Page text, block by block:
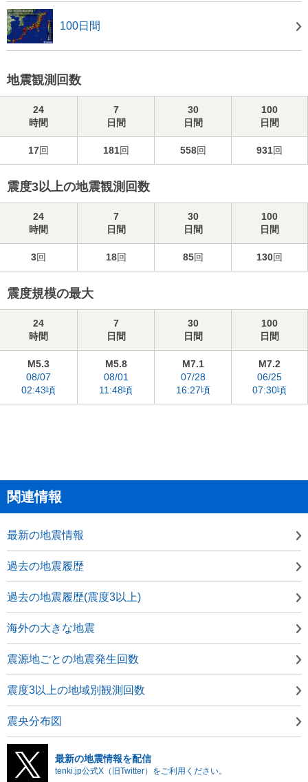
100日間
地震観測回数
24
時間
7
日間
30
日間
100
日間
17回 181回 558回 931回
震度3以上の地震観測回数
24
時間
7
日間
30
日間
100
日間
3回 18回 85回 130回
震度規模の最大
24
時間
7
日間
30
日間
100
日間
M5.3
08/07
02:43頃
M5.8
08/01
11:48頃
M7.1
07/28
16:27頃
M7.2
06/25
07:30頃
関連情報
最新の地震情報
過去の地震履歴
過去の地震履歴(震度3以上)
海外の大きな地震
震源地ごとの地震発生回数
震度3以上の地域別観測回数
震央分布図
最新の地震情報を配信
tenki.jp公式X（旧Twitter）をご利用ください。